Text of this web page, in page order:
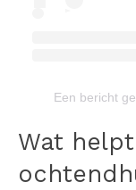
Een bericht
Wat